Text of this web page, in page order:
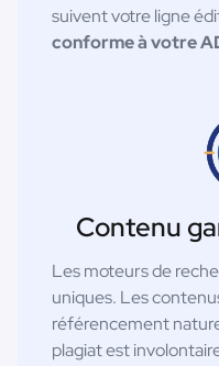
suivent votre ligne
conforme à votre
Contenu
Les moteurs de
uniques. Les
référencement
plagiat est